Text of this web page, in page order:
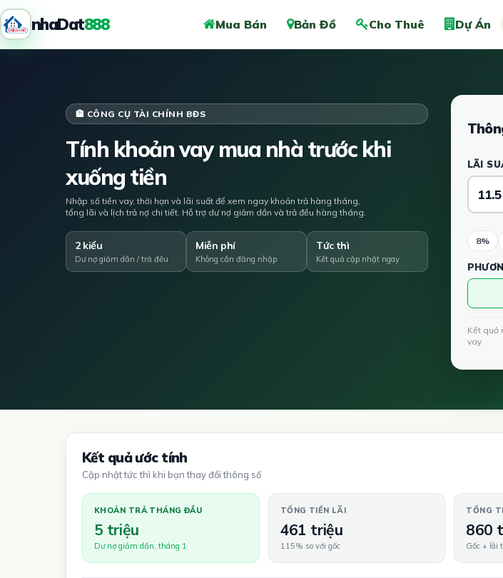
nhaDat888 Mua Bán Bản Đồ Cho Thuê Dự Án
🏦 CÔNG CỤ TÀI CHÍNH BĐS
Tính khoản vay mua nhà trước khi
xuống tiền
Nhập số tiền vay, thời hạn và lãi suất để xem ngay khoản trả hàng tháng,
tổng lãi và lịch trả nợ chi tiết. Hỗ trợ dư nợ giảm dần và trả đều hàng tháng.
2 kiểu
Dư nợ giảm dần / trả đều
Miễn phí
Không cần đăng nhập
Tức thì
Kết quả cập nhật ngay
LÃI
8%
Kết quả
vay.
Kết quả ước tính
Cập nhật tức thì khi bạn thay đổi thông số
KHOẢN TRẢ THÁNG ĐẦU
5 triệu
Dư nợ giảm dần, tháng 1
TỔNG TIỀN LÃI
461 triệu
115% so với gốc
TỔNG
860
Gốc + lãi